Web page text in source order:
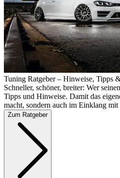
Tuning Ratgeber – Hinweise, Tipps
Schneller, schöner, breiter: Wer
Tipps und Hinweise. Damit das
macht, sondern auch im Einklang
Zum Ratgeber